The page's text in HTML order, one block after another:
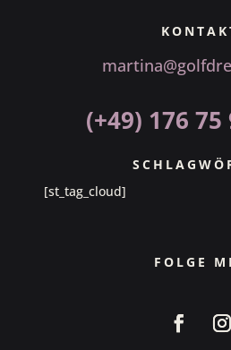
(+49) 176 75
[st_tag_cloud]
FOLGE